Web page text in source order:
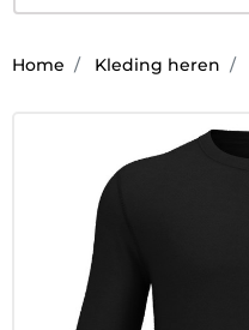
Home Kleding heren